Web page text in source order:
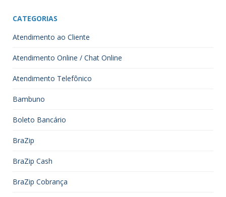
CATEGORIAS
Atendimento ao Cliente
Atendimento Online / Chat Online
Atendimento Telefônico
Bambuno
Boleto Bancário
BraZip
BraZip Cash
BraZip Cobrança